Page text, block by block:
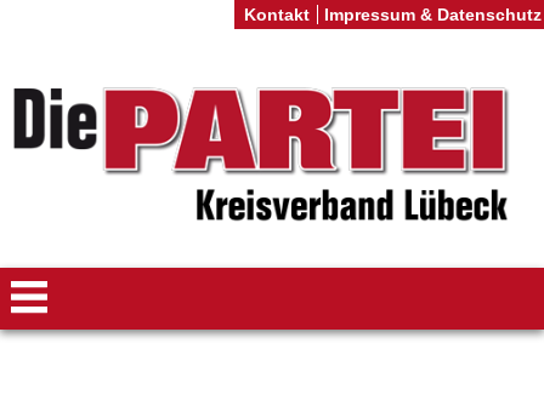
Kontakt Impressum & Datenschutz